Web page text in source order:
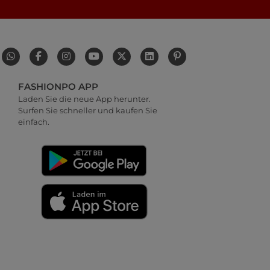
FASHIONPO APP
Laden Sie die neue App herunter.
Surfen Sie schneller und kaufen Sie
einfach.